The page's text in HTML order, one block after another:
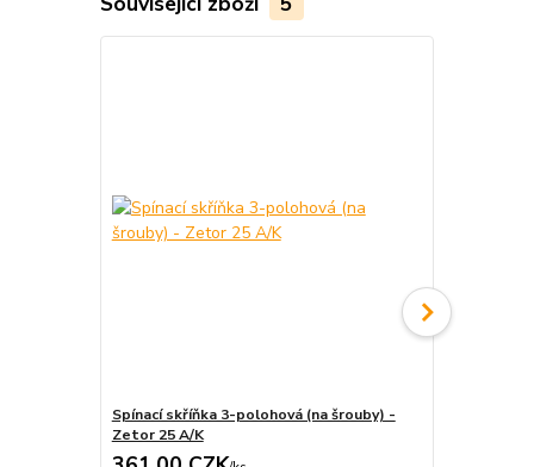
Spínací skříňka 3-polohová (na šrouby) -
Zetor 25 A/K